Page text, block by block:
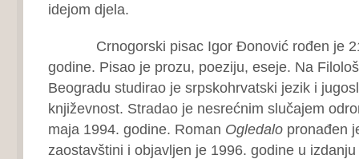
idejom djela.
Crnogorski pisac Igor Đonović rođen je
godine. Pisao je prozu, poeziju, eseje. Na
Beogradu studirao je srpskohrvatski jezik i
književnost. Stradao je nesrećnim slučajem
maja 1994. godine. Roman Ogledalopronađen
zaostavštini i objavljen je 1996. godine u